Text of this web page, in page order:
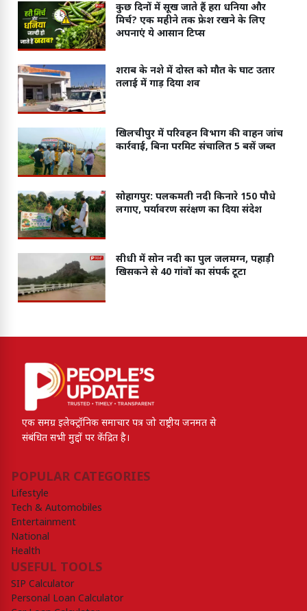
कुछ दिनों में सूख जाते हैं हरा धनिया और
मिर्च? एक महीने तक फ्रेश रखने के लिए
अपनाएं ये आसान टिप्स
शराब के नशे में दोस्त को मौत के घाट उतार
तलाई में गाड़ दिया शव
खिलचीपुर में परिवहन विभाग की वाहन जांच
कार्रवाई, बिना परमिट संचालित 5 बसें जब्त
सोहागपुर: पलकमती नदी किनारे 150 पौधे
लगाए, पर्यावरण सरंक्षण का दिया संदेश
सीधी में सोन नदी का पुल जलमग्न, पहाड़ी
खिसकने से 40 गांवों का संपर्क टूटा
एक समग्र इलेक्ट्रॉनिक समाचार पत्र जो राष्ट्रीय जनमत से
संबंधित सभी मुद्दों पर केंद्रित है।
POPULAR CATEGORIES
Lifestyle
Tech & Automobiles
Entertainment
National
Health
USEFUL TOOLS
SIP Calculator
Personal Loan Calculator